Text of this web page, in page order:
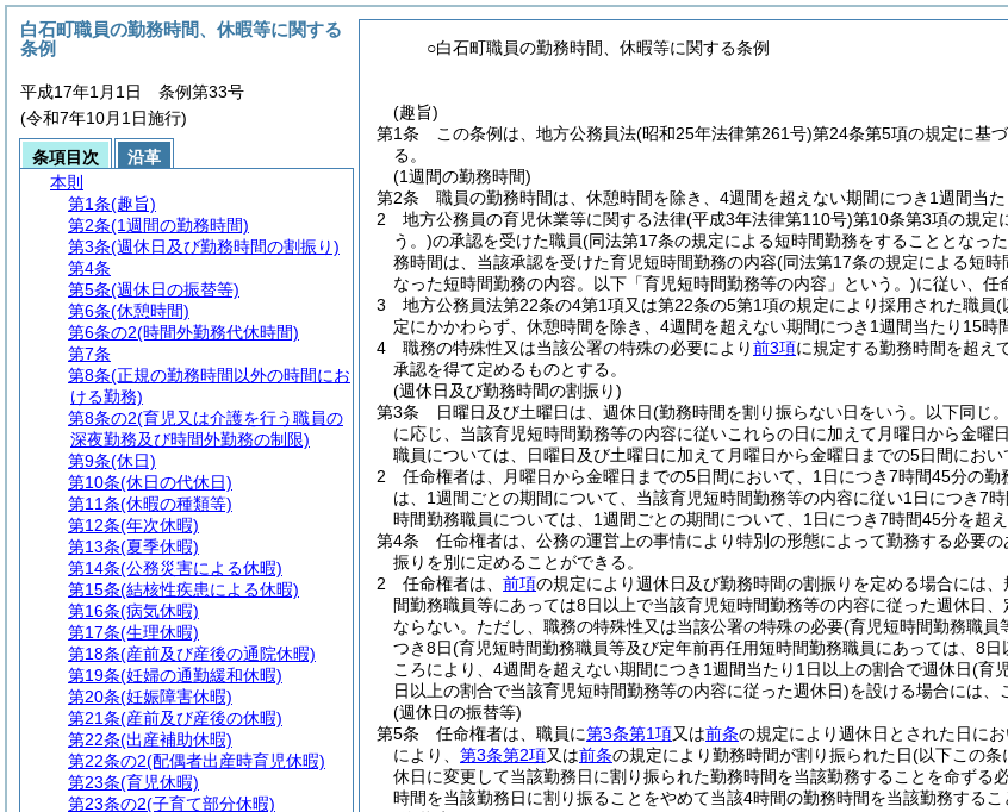
○白石町職員の勤務時間、休暇等に関する条例
(趣旨)
第1条
この条例は、地方公務員法(昭和25年法律第261号)第24条第5項の規定に基
る。
(1週間の勤務時間)
第2条
職員の勤務時間は、休憩時間を除き、4週間を超えない期間につき1週間当た
2
地方公務員の育児休業等に関する法律(平成3年法律第110号)第10条第3項の規定
う。)の承認を受けた職員(同法第17条の規定による短時間勤務をすることとなっ
務時間は、当該承認を受けた育児短時間勤務の内容(同法第17条の規定による短
なった短時間勤務の内容。以下「育児短時間勤務等の内容」という。)に従い、任
3
地方公務員法第22条の4第1項又は第22条の5第1項の規定により採用された職員(
定にかかわらず、休憩時間を除き、4週間を超えない期間につき1週間当たり15時
4
職務の特殊性又は当該公署の特殊の必要により前3項に規定する勤務時間を超え
承認を得て定めるものとする。
(週休日及び勤務時間の割振り)
第3条
日曜日及び土曜日は、週休日(勤務時間を割り振らない日をいう。以下同じ
に応じ、当該育児短時間勤務等の内容に従いこれらの日に加えて月曜日から金
職員については、日曜日及び土曜日に加えて月曜日から金曜日までの5日間におい
2
任命権者は、月曜日から金曜日までの5日間において、1日につき7時間45分の勤
は、1週間ごとの期間について、当該育児短時間勤務等の内容に従い1日につき7
時間勤務職員については、1週間ごとの期間について、1日につき7時間45分を超
第4条
任命権者は、公務の運営上の事情により特別の形態によって勤務する必要の
振りを別に定めることができる。
2
任命権者は、 前項の規定により週休日及び勤務時間の割振りを定める場合には
間勤務職員等にあっては8日以上で当該育児短時間勤務等の内容に従った週休日
ならない。 ただし、職務の特殊性又は当該公署の特殊の必要(育児短時間勤務職員
つき8日(育児短時間勤務職員等及び定年前再任用短時間勤務職員にあっては、8日
ころにより、4週間を超えない期間につき1週間当たり1日以上の割合で週休日(育
日以上の割合で当該育児短時間勤務等の内容に従った週休日)を設ける場合には、
(週休日の振替等)
第5条
任命権者は、職員に第3条第1項又は前条の規定により週休日とされた日に
により、 第3条第2項又は前条の規定により勤務時間が割り振られた日(以下この条
休日に変更して当該勤務日に割り振られた勤務時間を当該勤務することを命ず
時間を当該勤務日に割り振ることをやめて当該4時間の勤務時間を当該勤務する
白石町職員の勤務時間、休暇等に関する
条例
平成17年1月1日 条例第33号
(令和7年10月1日施行)
条項目次
沿革
本則
第1条(趣旨)
第2条(1週間の勤務時間)
第3条(週休日及び勤務時間の割振り)
第4条
第5条(週休日の振替等)
第6条(休憩時間)
第6条の2(時間外勤務代休時間)
第7条
第8条(正規の勤務時間以外の時間にお
ける勤務)
第8条の2(育児又は介護を行う職員の
深夜勤務及び時間外勤務の制限)
第9条(休日)
第10条(休日の代休日)
第11条(休暇の種類等)
第12条(年次休暇)
第13条(夏季休暇)
第14条(公務災害による休暇)
第15条(結核性疾患による休暇)
第16条(病気休暇)
第17条(生理休暇)
第18条(産前及び産後の通院休暇)
第19条(妊婦の通勤緩和休暇)
第20条(妊娠障害休暇)
第21条(産前及び産後の休暇)
第22条(出産補助休暇)
第22条の2(配偶者出産時育児休暇)
第23条(育児休暇)
第23条の2(子育て部分休暇)